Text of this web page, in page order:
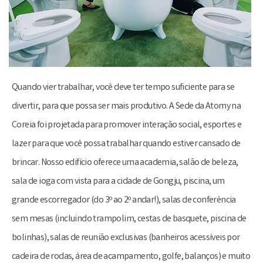
u
s
Quando vier trabalhar, você deve ter tempo suficiente para se
divertir, para que possa ser mais produtivo. A Sede da Atomy na
Coreia foi projetada para promover interação social, esportes e
lazer para que você possa trabalhar quando estiver cansado de
brincar. Nosso edifício oferece uma academia, salão de beleza,
sala de ioga com vista para a cidade de Gongju, piscina, um
grande escorregador (do 3º ao 2º andar!), salas de conferência
sem mesas (incluindo trampolim, cestas de basquete, piscina de
bolinhas), salas de reunião exclusivas (banheiros acessíveis por
cadeira de rodas, área de acampamento, golfe, balanços) e muito